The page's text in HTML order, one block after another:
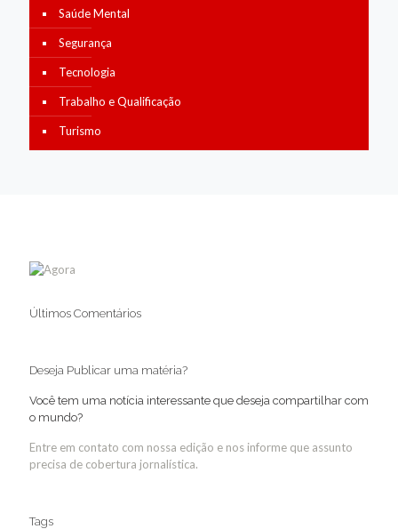
Saúde Mental
Segurança
Tecnologia
Trabalho e Qualificação
Turismo
Últimos Comentários
Deseja Publicar uma matéria?
Você tem uma notícia interessante que deseja compartilhar com
o mundo?
Entre em contato com nossa edição e nos informe que assunto
precisa de cobertura jornalística.
Tags